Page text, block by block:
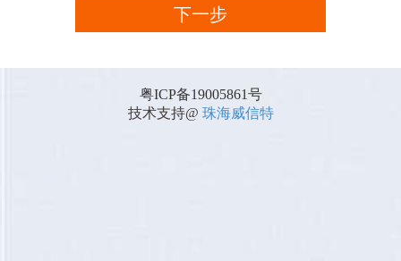
下一步
粤ICP备19005861号
技术支持@ 珠海威信特